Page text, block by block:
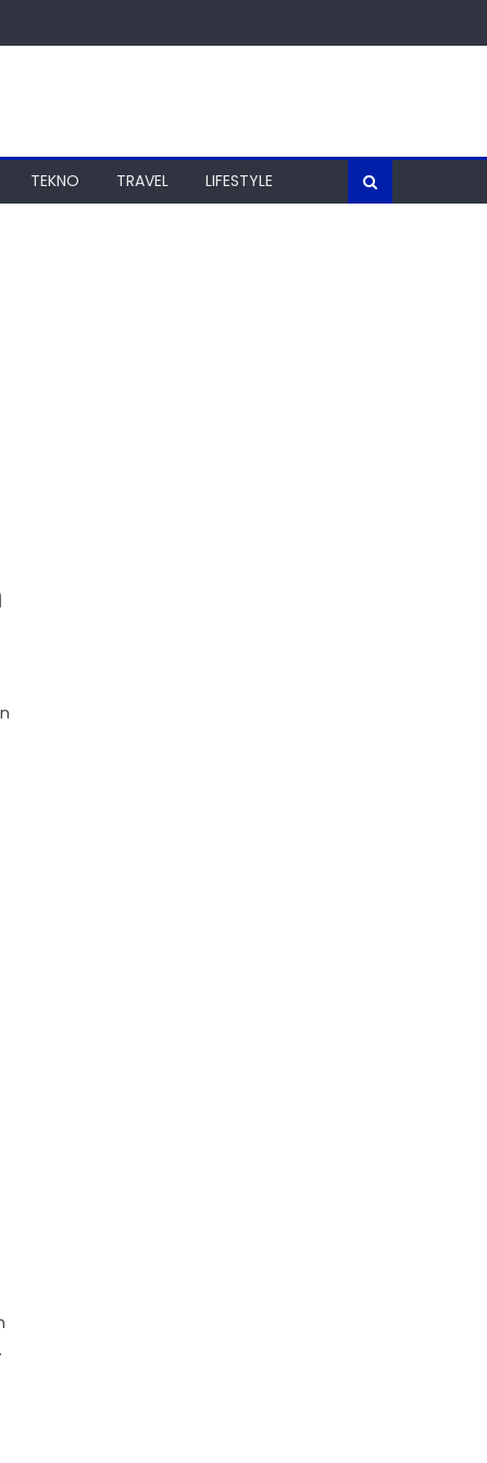
TEKNO TRAVEL LIFESTYLE